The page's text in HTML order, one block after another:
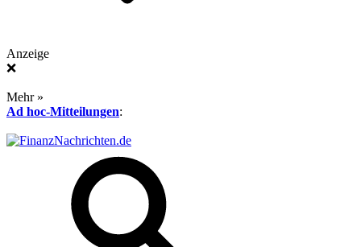
Anzeige
❌
Mehr »
Ad hoc-Mitteilungen: